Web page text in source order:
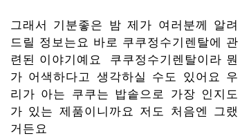
그래서 기분좋은 밤 제가 여러분께 알려
드릴 정보는요 바로 쿠쿠정수기렌탈에 관
련된 이야기예요 쿠쿠정수기렌탈이라 뭔
가 어색하다고 생각하실 수도 있어요 우
리가 아는 쿠쿠는 밥솥으로 가장 인지도
가 있는 제품이니까요 저도 처음엔 그랬
거든요